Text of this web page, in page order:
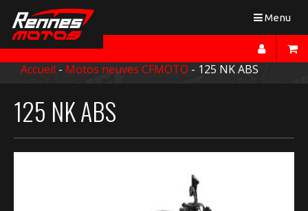
Toggle
Menu
Accueil - Motos neuves CFMOTO - 125 NK ABS
125 NK ABS